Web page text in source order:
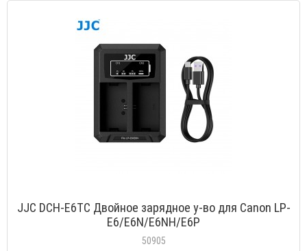
JJC DCH-E6TC Двойное зарядное у-во для Canon LP-
E6/E6N/E6NH/E6P
50905